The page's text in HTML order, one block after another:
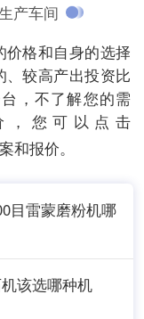
产车间
格和自身的选择
、较高产出投资比
，不了解您的需
，您可以点击
和报价。
目雷蒙磨粉机哪
该选哪种机